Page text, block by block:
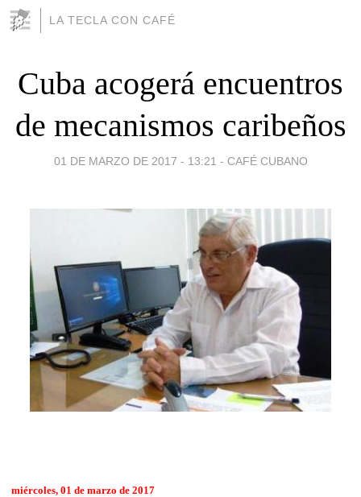
LA TECLA CON CAFÉ
Cuba acogerá encuentros
de mecanismos caribeños
01 DE MARZO DE 2017 - 13:21 - CAFÉ CUBANO
miércoles, 01 de marzo de 2017